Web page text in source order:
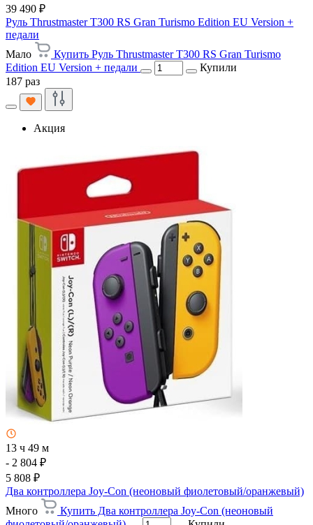
39 490 ₽
Руль Thrustmaster T300 RS Gran Turismo Edition EU Version +
педали
Мало
Купить Руль Thrustmaster T300 RS Gran Turismo
Edition EU Version + педали
Купили
187 раз
Акция
13 ч 49 м
- 2 804 ₽
5 808 ₽
Два контроллера Joy-Con (неоновый фиолетовый/оранжевый)
Много
Купить Два контроллера Joy-Con (неоновый